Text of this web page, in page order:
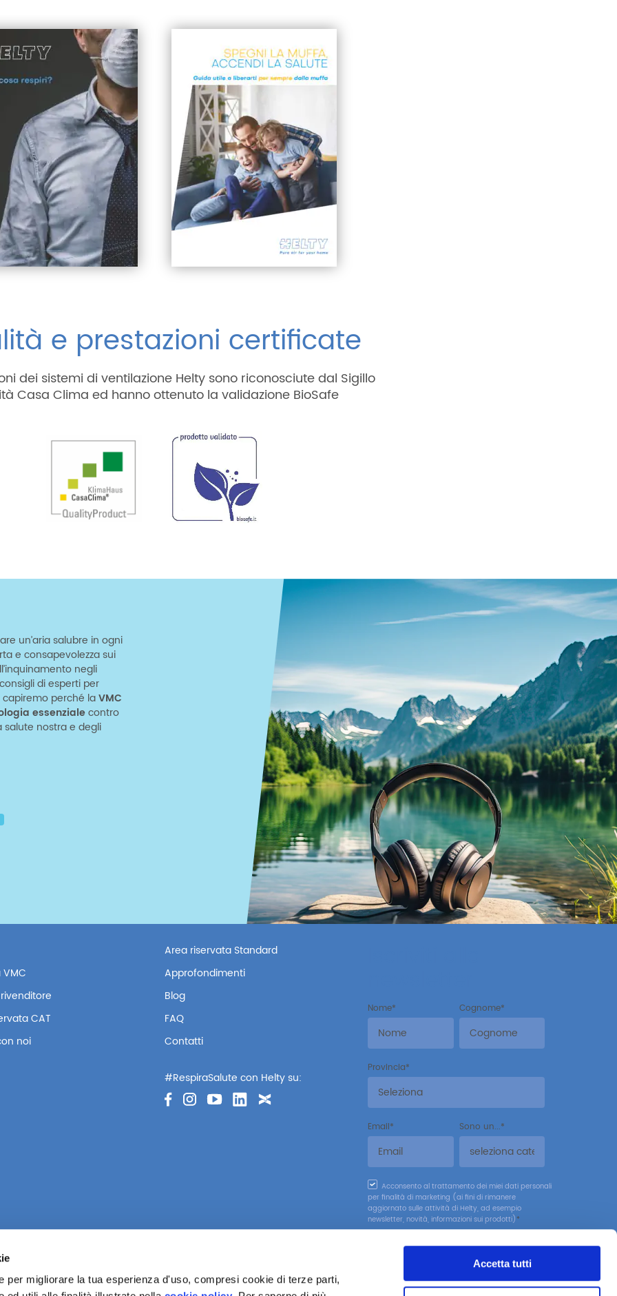
per migliorare la tua esperienza d'uso, compresi cookie di terze parti,
Accetta tutti
e prestazioni certificate
dei sistemi di ventilazione Helty sono riconosciute dal Sigillo
Casa Clima ed hanno ottenuto la validazione BioSafe
un’aria salubre in ogni
e consapevolezza sui
negli
di esperti per
capiremo perché laVMC
essenzialecontro
nostra e degli
CAT
noi
Area riservata Standard
Approfondimenti
Blog
FAQ
Contatti
#RespiraSalute con Helty su:
Nome* Cognome*
Provincia*
Email* Sono un...*
Acconsento al trattamento dei miei dati personali
per finalità di marketing (ai fini di rimanere
aggiornato sulle attività di Helty, ad esempio
newsletter, novità, informazioni sui prodotti)*